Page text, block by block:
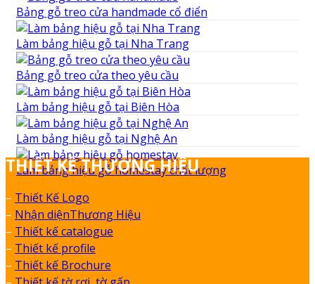
Bảng gỗ treo cửa handmade cổ điển
Làm bảng hiệu gỗ tại Nha Trang
Bảng gỗ treo cửa theo yêu cầu
Làm bảng hiệu gỗ tại Biên Hòa
Làm bảng hiệu gỗ tại Nghệ An
Làm bảng hiệu gỗ homestay chất lượng
THIẾT KẾ THƯƠNG HIỆU
– Thiết Kế Logo
– Nhận diệnThương Hiệu
– Thiết kế catalogue
– Thiết kế profile
– Thiết kế Brochure